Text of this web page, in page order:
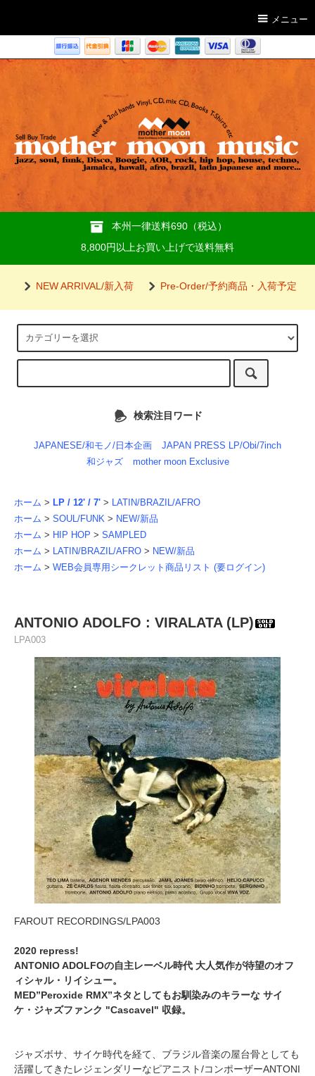
メニュー
本州一律送料690（税込）
8,800円以上お買い上げで送料無料
NEW ARRIVAL/新入荷 Pre-Order/予約商品・入荷予定
検索注目ワード
JAPANESE/和モノ/日本企画
JAPAN PRESS LP/Obi/7inch
和ジャズ
mother moon Exclusive
ホーム > LP / 12' / 7' > LATIN/BRAZIL/AFRO
ホーム > SOUL/FUNK > NEW/新品
ホーム > HIP HOP > SAMPLED
ホーム > LATIN/BRAZIL/AFRO > NEW/新品
ホーム > WEB会員専用シークレット商品リスト (要ログイン)
ANTONIO ADOLFO : VIRALATA (LP)
LPA003
FAROUT RECORDINGS/LPA003
2020 repress!
ANTONIO ADOLFOの自主レーベル時代 大人気作が待望のオフ
ィシャル・リイシュー。
MED”Peroxide RMX”ネタとしてもお馴染みのキラーな サイ
ケ・ジャズファンク "Cascavel" 収録。
ジャズボサ、サイケ時代を経て、ブラジル音楽の屋台骨としても
活躍してきたレジェンダリーなピアニスト/コンポーザーANTONI